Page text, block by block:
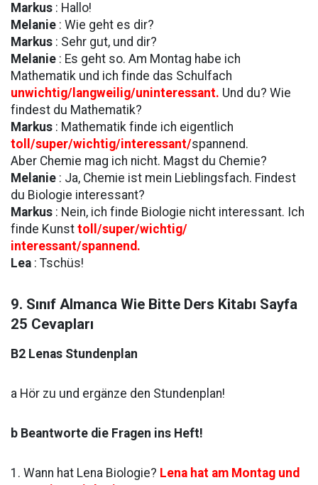
Markus : Hallo!
Melanie : Wie geht es dir?
Markus : Sehr gut, und dir?
Melanie : Es geht so. Am Montag habe ich
Mathematik und ich finde das Schulfach
unwichtig/langweilig/uninteressant. Und du? Wie
findest du Mathematik?
Markus : Mathematik finde ich eigentlich
toll/super/wichtig/interessant/spannend.
Aber Chemie mag ich nicht. Magst du Chemie?
Melanie : Ja, Chemie ist mein Lieblingsfach. Findest
du Biologie interessant?
Markus : Nein, ich finde Biologie nicht interessant. Ich
finde Kunst toll/super/wichtig/
interessant/spannend.
Lea : Tschüs!
9. Sınıf Almanca Wie Bitte Ders Kitabı Sayfa
25 Cevapları
B2 Lenas Stundenplan
a Hör zu und ergänze den Stundenplan!
b Beantworte die Fragen ins Heft!
1. Wann hat Lena Biologie? Lena hat am Montag und